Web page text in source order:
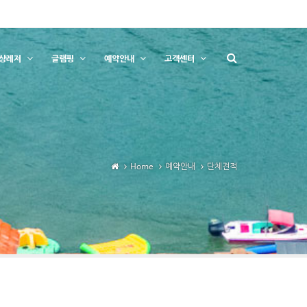
레저 글램핑 예약안내 고객센터
Home 예약안내 단체견적